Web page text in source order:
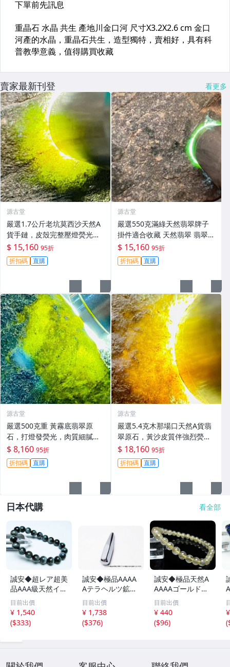
賣家最新刊登 看更多
源古堂
嚴選1.7公斤老坑莫西沙天然A
貨手鏈，皮殼完整壓燈熒光強
烈，冰膠感十足底色佳 手鏈 冰
膠 熒光
$ 15,160 95折
折扣碼 直購
源古堂
嚴選550克滿綠天然翡翠牌子
掛件適合收藏 天然翡翠 翡翠玉
石 A貨翡翠
$ 15,160 95折
折扣碼 直購
源古堂
嚴選500克重 黃霧底翡翠原
石，打燈發熒光，肉質細膩如
脂，光澤飽滿推薦收藏。天然
A貨翡翠玉石 翡翠 天然翡翠 A
貨翡翠玉石
$ 8,160 95折
折扣碼 直購
源古堂
嚴選5.4克木那場口天然A貨翡
翠原石，黃沙皮質伴強烈熒
光，水頭足種色佳，形體端
正，適合作為手鏈美術素材，
皮殼保存完好無損 白玉 翡翠
$ 18,160 95折
折扣碼 直購
日本代購 看全部
誠安◆超レア超美
品AAA級天然イー
グルアイブレスレ
ット 10mm [T15
6-6923]
目前出價
¥ 1,540
($333)
誠安◆極品AAAA
Aテラヘルツ鉱石
マッサージ棒サイ
ズ：小[T557-215
1]
目前出價
¥ 1,738
($376)
誠安◆極品天然A
AAAAゴールドタ
イチンルチルブレ
スレット 6mm [T
171-7937]
目前出價
¥ 440
($96)
(